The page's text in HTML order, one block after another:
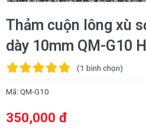
Thảm cuộn lông xù
dày 10mm QM-G10
(1 bình chọn)
Mã: QM-G10
350,000 đ